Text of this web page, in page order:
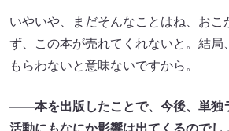
いやいや、まだそんなことはね、おこ
ず、この本が売れてくれないと。結局
もらわないと意味ないですから。
――本を出版したことで、今後、単独
活動にもなにか影響は出てくるのでし